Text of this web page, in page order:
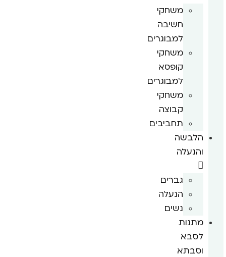
משחקי
חשיבה
למבוגרים
משחקי
קופסא
למבוגרים
משחקי
קבוצה
תחביבים
הלבשה
והנעלה
גברים
הנעלה
נשים
מתנות
לסבא
וסבתא